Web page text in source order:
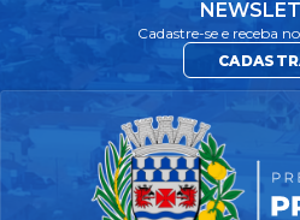
LA
CLA
GAL
HÃE
Cadastre-se e receba